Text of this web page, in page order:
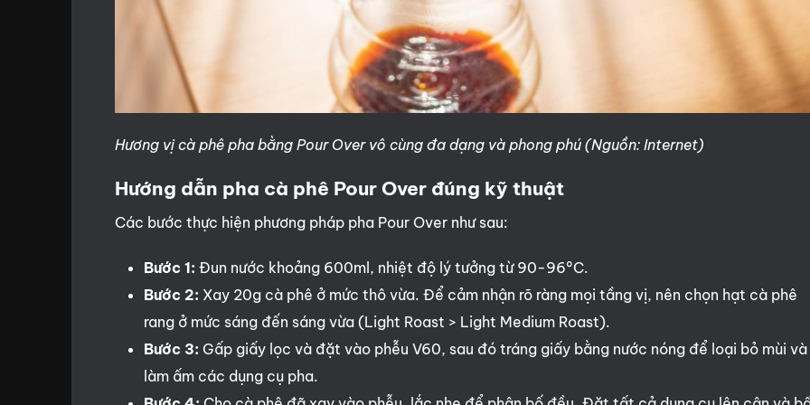
Hương vị cà phê pha bằng Pour Over vô cùng đa dạng và phong phú (Nguồn: Internet)
Hướng dẫn pha cà phê Pour Over đúng kỹ thuật
Các bước thực hiện phương pháp pha Pour Over như sau:
Bước 1:Đun nước khoảng 600ml, nhiệt độ lý tưởng từ 90-96°C.
Bước 2: Xay 20g cà phê ở mức thô vừa. Để cảm nhận rõ ràng mọi tầng vị, nên chọn hạt cà phê
rang ở mức sáng đến sáng vừa (Light Roast > Light Medium Roast).
Bước 3: Gấp giấy lọc và đặt vào phễu V60, sau đó tráng giấy bằng nước nóng để loại bỏ mùi và
làm ấm các dụng cụ pha.